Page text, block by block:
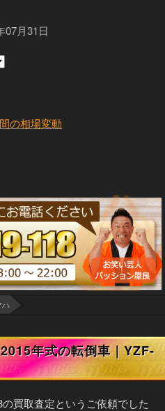
07月31日
の相場変動
ハ
年式の転倒車｜YZF-
買取査定というご依頼でした